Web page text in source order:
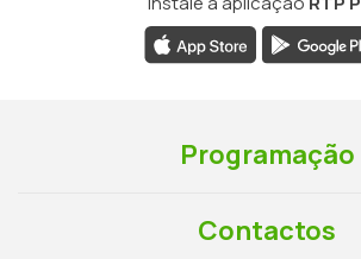
Programação
Contactos